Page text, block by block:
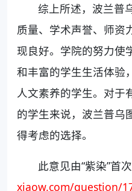
综上所述，波兰普
质量、学术声誉、师资
现良好。学院的努力使
和丰富的学生生活体验
人文素养的学生。对于
的学生来说，波兰普乌
得考虑的选择。
此意见由“紫染”首
xiaow.com/question/